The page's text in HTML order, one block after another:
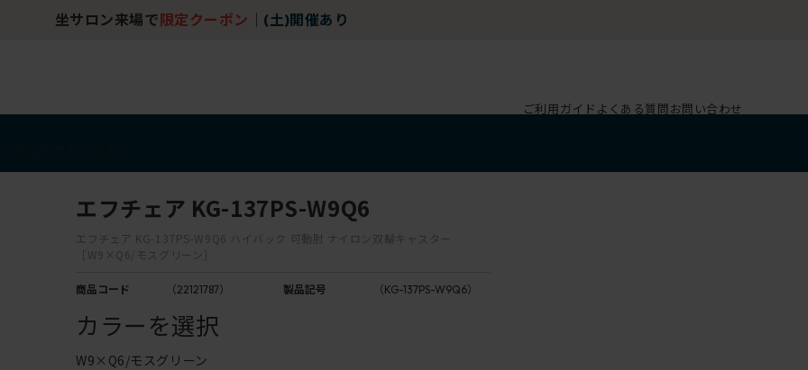
坐サロン来場で 限定クーポン (土)開催あり
ご利用ガイド よくある質問お問い合わせ
エフチェア KG-137PS-W9Q6
エフチェア KG-137PS-W9Q6 ハイバック 可動肘 ナイロン双輪キャスター
［W9×Q6/モスグリーン］
商品コード （22121787） 製品記号 （KG-137PS-W9Q6）
カラーを選択
W9×Q6/モスグリーン